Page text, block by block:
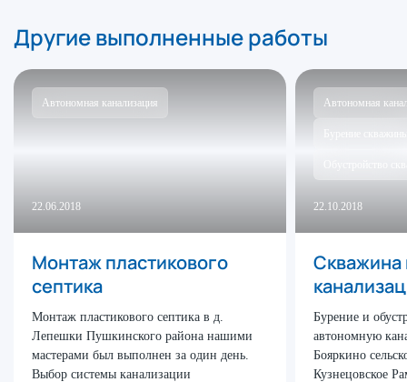
Другие выполненные работы
Автономная канализация
22.06.2018
Монтаж пластикового
септика
Монтаж пластикового септика в д.
Лепешки Пушкинского района нашими
мастерами был выполнен за один день.
Выбор системы канализации
Автономная
Бурение
22.10.2018
Скважина
Бурение и
автономную
Бояркино
Кузнецовское